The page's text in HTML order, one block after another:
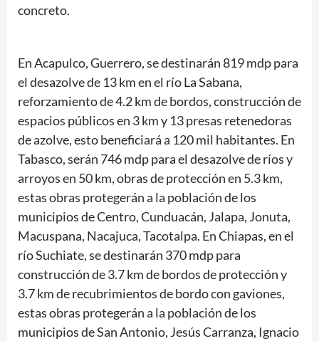
concreto.
En Acapulco, Guerrero, se destinarán 819 mdp para
el desazolve de 13 km en el río La Sabana,
reforzamiento de 4.2 km de bordos, construcción de
espacios públicos en 3 km y 13 presas retenedoras
de azolve, esto beneficiará a 120 mil habitantes. En
Tabasco, serán 746 mdp para el desazolve de ríos y
arroyos en 50 km, obras de protección en 5.3 km,
estas obras protegerán a la población de los
municipios de Centro, Cunduacán, Jalapa, Jonuta,
Macuspana, Nacajuca, Tacotalpa. En Chiapas, en el
río Suchiate, se destinarán 370 mdp para
construcción de 3.7 km de bordos de protección y
3.7 km de recubrimientos de bordo con gaviones,
estas obras protegerán a la población de los
municipios de San Antonio, Jesús Carranza, Ignacio